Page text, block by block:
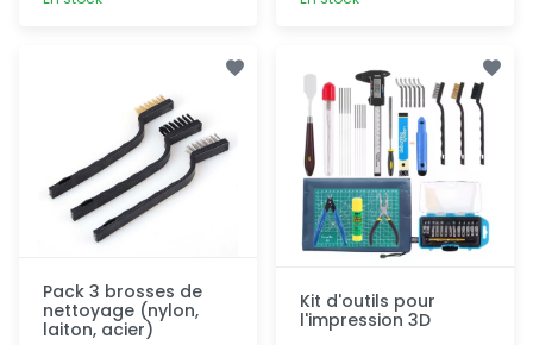
rapide
Pack 3 brosses de
nettoyage (nylon,
laiton, acier)
Kit d'outils pour
l'impression 3D